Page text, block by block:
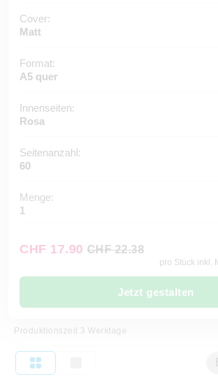
Cover:
Matt
Format:
A5 quer
Innenseiten:
Rosa
Seitenanzahl:
60
Menge:
1
CHF 17.90 CHF 22.38
pro Stück inkl.
Jetzt gestalten
Produktionszeit 3 Werktage